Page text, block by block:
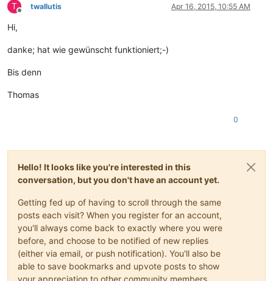
T
Offline
twallutis Apr 16, 2015, 10:55 AM
Hi,
danke; hat wie gewünscht funktioniert;-)
Bis denn
Thomas
0
Hello! It looks like you're interested in this
conversation, but you don't have an account yet.
Getting fed up of having to scroll through the same
posts each visit? When you register for an account,
you'll always come back to exactly where you were
before, and choose to be notified of new replies
(either via email, or push notification). You'll also be
able to save bookmarks and upvote posts to show
your appreciation to other community members.